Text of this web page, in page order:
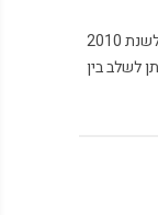
משחק אנומיה כחול משחק המשלב מהירות וידע כללי למשחק כייפי ומחכים. זוכה פרס MENSA לשנת 2010
לשלב בין